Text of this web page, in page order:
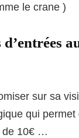
le crane )
sur sa
qui
de 10€ …